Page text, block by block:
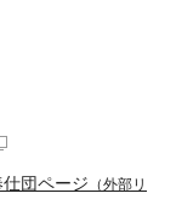
団ページ （外部リ